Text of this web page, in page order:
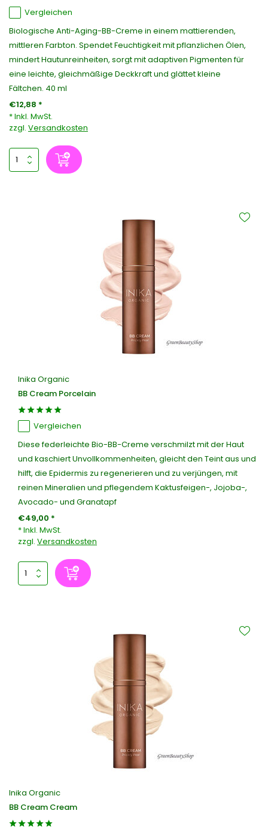
Vergleichen
Biologische Anti-Aging-BB-Creme in einem mattierenden,
mittleren Farbton. Spendet Feuchtigkeit mit pflanzlichen Ölen,
mindert Hautunreinheiten, sorgt mit adaptiven Pigmenten für
eine leichte, gleichmäßige Deckkraft und glättet kleine
Fältchen. 40 ml
€12,88 *
* Inkl. MwSt.
zzgl. Versandkosten
Inika Organic
BB Cream Porcelain
Vergleichen
Diese federleichte Bio-BB-Creme verschmilzt mit der Haut
und kaschiert Unvollkommenheiten, gleicht den Teint aus und
hilft, die Epidermis zu regenerieren und zu verjüngen, mit
reinen Mineralien und pflegendem Kaktusfeigen-, Jojoba-,
Avocado- und Granatapf
€49,00 *
* Inkl. MwSt.
zzgl. Versandkosten
Inika Organic
BB Cream Cream